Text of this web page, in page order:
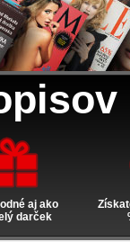
aj ako
darček